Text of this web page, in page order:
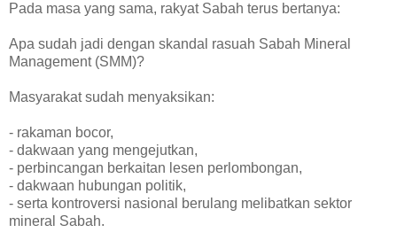
Pada masa yang sama, rakyat Sabah terus bertanya:
Apa sudah jadi dengan skandal rasuah Sabah Mineral
Management (SMM)?
Masyarakat sudah menyaksikan:
- rakaman bocor,
- dakwaan yang mengejutkan,
- perbincangan berkaitan lesen perlombongan,
- dakwaan hubungan politik,
- serta kontroversi nasional berulang melibatkan sektor
mineral Sabah.